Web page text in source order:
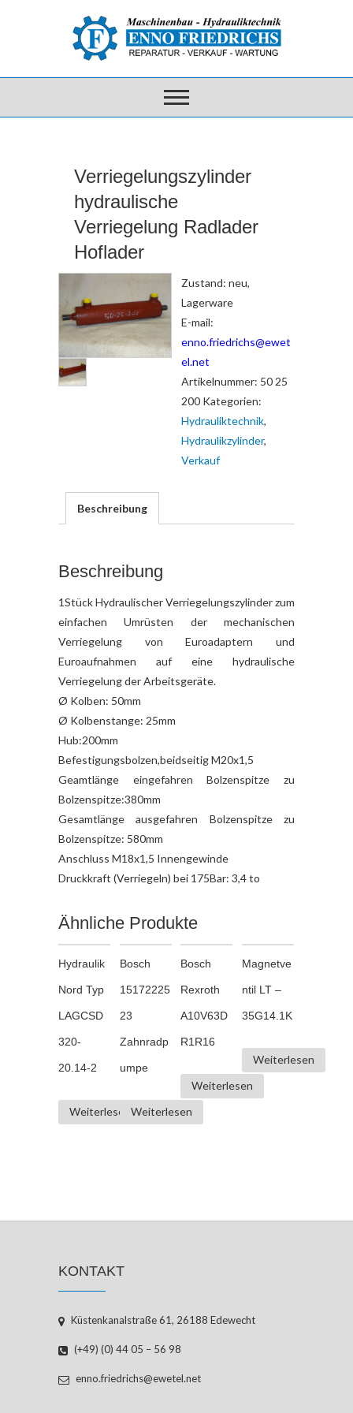
Verriegelungszylinder
hydraulische
Verriegelung Radlader
Hoflader
Zustand: neu,
Lagerware
E-mail:
enno.friedrichs@ewet
el.net
Artikelnummer: 50 25
200 Kategorien:
Hydrauliktechnik,
Hydraulikzylinder,
Verkauf
Beschreibung
Beschreibung
1Stück Hydraulischer Verriegelungszylinder zum
einfachen Umrüsten der mechanischen
Verriegelung von Euroadaptern und
Euroaufnahmen auf eine hydraulische
Verriegelung der Arbeitsgeräte.
Ø Kolben: 50mm
Ø Kolbenstange: 25mm
Hub:200mm
Befestigungsbolzen,beidseitig M20x1,5
Geamtlänge eingefahren Bolzenspitze zu
Bolzenspitze:380mm
Gesamtlänge ausgefahren Bolzenspitze zu
Bolzenspitze: 580mm
Anschluss M18x1,5 Innengewinde
Druckkraft (Verriegeln) bei 175Bar: 3,4 to
Ähnliche Produkte
Hydraulik
Nord Typ
LAGCSD
320-
20.14-2
Weiterlesen
Bosch
15172225
23
Zahnradp
umpe
Weiterlesen
Bosch
Rexroth
A10V63D
R1R16
Weiterlesen
Magnetve
ntil LT –
35G14.1K
Weiterlesen
KONTAKT
Küstenkanalstraße 61, 26188 Edewecht
(+49) (0) 44 05 – 56 98
enno.friedrichs@ewetel.net